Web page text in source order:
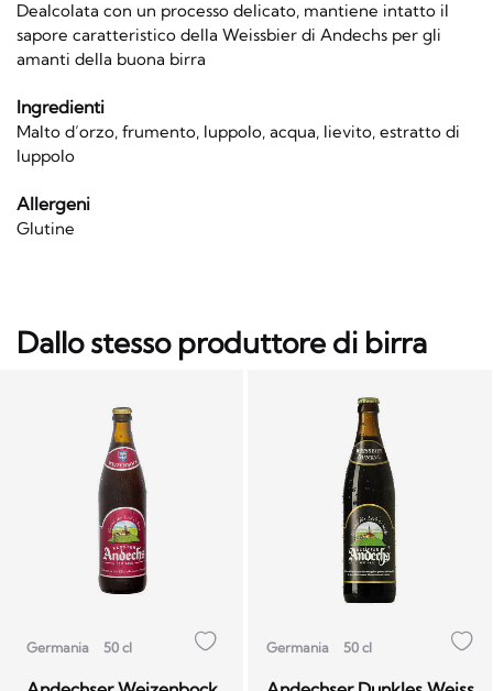
Dealcolata con un processo delicato, mantiene intatto il
sapore caratteristico della Weissbier di Andechs per gli
amanti della buona birra
Ingredienti
Malto d’orzo, frumento, luppolo, acqua, lievito, estratto di
luppolo
Allergeni
Glutine
Dallo stesso produttore di birra
Germania 50 cl Germania 50 cl